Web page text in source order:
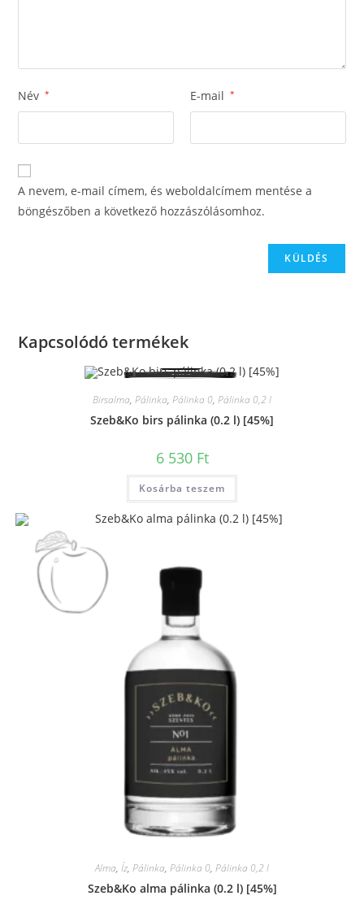
Név * E-mail *
A nevem, e-mail címem, és weboldalcímem mentése a
böngészőben a következő hozzászólásomhoz.
Kapcsolódó termékek
Birsalma, Pálinka, Pálinka 0, Pálinka 0,2 l
Szeb&Ko birs pálinka (0.2 l) [45%]
6 530 Ft
Kosárba teszem
Alma, Íz, Pálinka, Pálinka 0, Pálinka 0,2 l
Szeb&Ko alma pálinka (0.2 l) [45%]